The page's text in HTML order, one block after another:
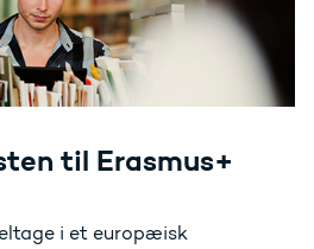
til Erasmus+
i et europæisk